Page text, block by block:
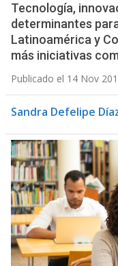
Tecnología,
determinantes
Latinoamérica y
más iniciativas
Publicado el 14 Nov
Sandra Defelipe